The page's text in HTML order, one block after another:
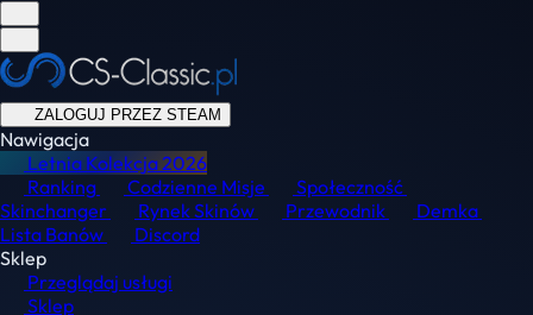
ZALOGUJ PRZEZ STEAM
Nawigacja
Letnia Kolekcja2026
Ranking
Codzienne Misje
Społeczność
Skinchanger
Rynek Skinów Przewodnik
Demka
Lista Banów
Discord
Sklep
Przeglądaj usługi
Sklep